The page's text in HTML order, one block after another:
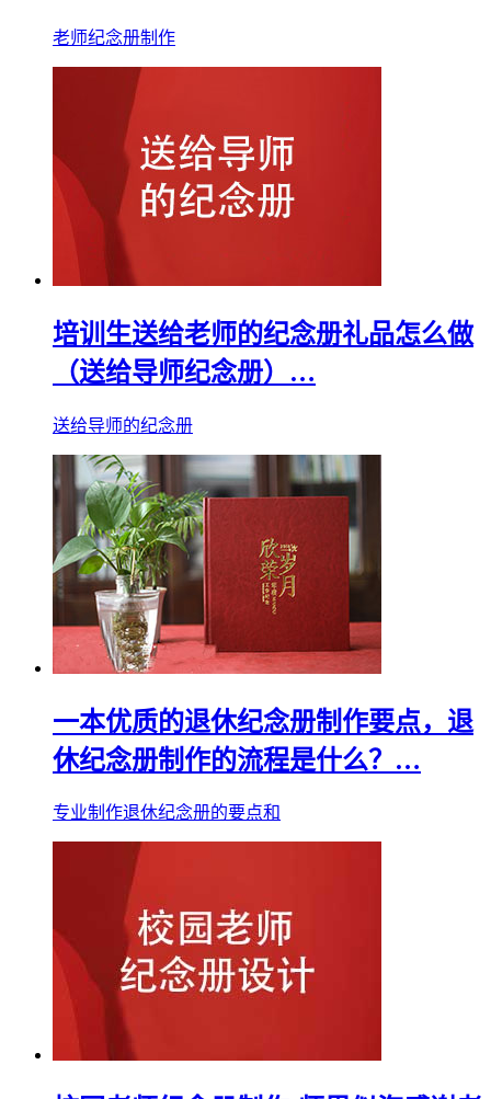
老师纪念册制作
培训生送给老师的纪念册礼品怎么做
（送给导师纪念册）…
送给导师的纪念册
一本优质的退休纪念册制作要点，退
休纪念册制作的流程是什么？…
专业制作退休纪念册的要点和